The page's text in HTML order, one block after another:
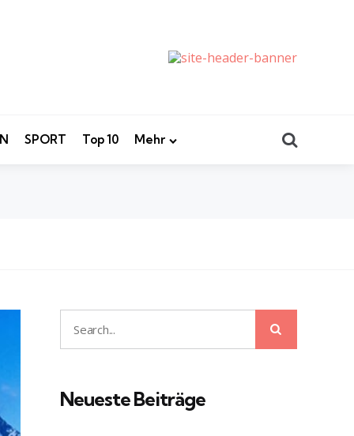
SPORT Top 10 Mehr
Search
for:
Neueste Beiträge